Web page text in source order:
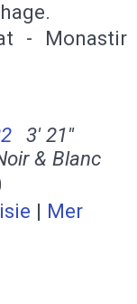
-
3' 21''
& Blanc
| Mer